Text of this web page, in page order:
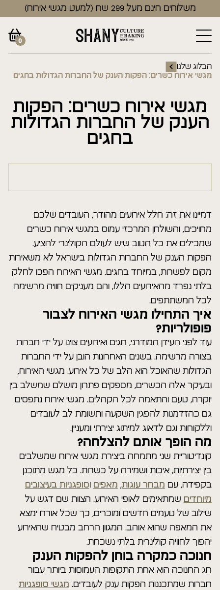
משלוחים חינם מעל 299 שח (למעט מגשי אירוח)
0
הבלוג שלנו
מגשי אירוח כשרים: הפקות הענק של החברות הגדולות בחגים
מגשי אירוח כשרים: הפקות
הענק של החברות הגדולות
בחגים
דמיינו את זה: חלל אירועים מהודר, העובדים שלכם
מחויכים, והשולחן המרכזי עמוס במגשי אירוח כשרים
שמכילים את כל הטוב שיש לעולם הקולינרי להציע.
הפקות הענק של החברות הגדולות בישראל לא משאירות
מקום לפשרות, במיוחד בחגים. מגשי האירוח הפכו לחלק
בלתי נפרד מהאירועים הללו, והם מעניקים חוויה מרשימה
לכל המשתתפים.
איך התחילו מגשי האירוח לצבור
פופולריות?
עוד לפני העידן המודרני, חגים ואירועים צוינו על ידי חברות
בצורה מרשימה. בשנים האחרונות הובן על ידי החברות
הגדולות שהאוכל הוא הלב של כל אירוע. מגשי האירוח,
ובעיקר אלה הכשרים, מספקים פתרון מושלם שמשלב בין
יוקרה, טעם והתאמה לכל הקהלים. מגשי אירוח נתפסים
גם כהזדמנות להפגין השקעה ותשומת לב לעובדים
וללקוחות וגם לדאוג למיתוג יצירתי ומעניין.
מה הופך אותם להצלחה?
קונדיטוריית שני מתמחה ביצירת מגשי אירוח שמשלבים
בין יצירתיות, איכות ושמירה על כשרות. כל מגש מתוכנן
בקפידה, עם מבחר עוגות, מאפים וסופגניות בעיצובים
מיוחדים שמתאימים לאופי האירוע. הצוות שם דגש על
שילוב של טעמים חדשים ומוכרים, כך שכל אורח ימצא
את המאפה שהוא אוהב. המגוון הרחב מבטיח שהאירוע
יהפוך לחוויה קולינרית בלתי נשכחת.
חנוכה כמקרה בוחן להפקות הענק
חג החנוכה הוא אחת התקופות העמוסות ביותר עבור
חברות שמתכננות הפקות ענק לעובדים. מגשי סופגניות